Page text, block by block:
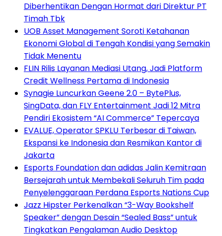
Diberhentikan Dengan Hormat dari Direktur PT
Timah Tbk
UOB Asset Management Soroti Ketahanan
Ekonomi Global di Tengah Kondisi yang Semakin
Tidak Menentu
FLIN Rilis Layanan Mediasi Utang, Jadi Platform
Credit Wellness Pertama di Indonesia
Synagie Luncurkan Geene 2.0 – BytePlus,
SingData, dan FLY Entertainment Jadi 12 Mitra
Pendiri Ekosistem “AI Commerce” Tepercaya
EVALUE, Operator SPKLU Terbesar di Taiwan,
Ekspansi ke Indonesia dan Resmikan Kantor di
Jakarta
Esports Foundation dan adidas Jalin Kemitraan
Bersejarah untuk Membekali Seluruh Tim pada
Penyelenggaraan Perdana Esports Nations Cup
Jazz Hipster Perkenalkan “3-Way Bookshelf
Speaker” dengan Desain “Sealed Bass” untuk
Tingkatkan Pengalaman Audio Desktop